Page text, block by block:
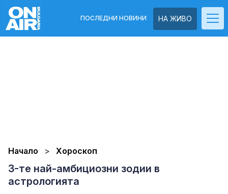
НА ЖИВО
ПОСЛЕДНИ НОВИНИ
Начало Хороскоп
3-те най-амбициозни зодии в
астрологията